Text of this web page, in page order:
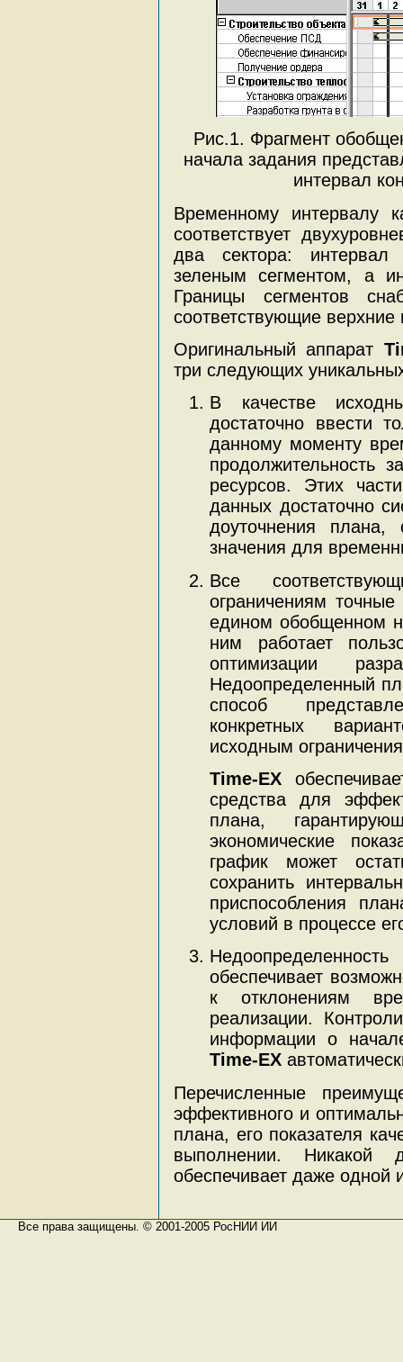
Рис.1. Фрагмент
начала задания
интервал
Временному интервалу
соответствует
два сектора: интервал
зеленым сегментом, а
Границы сегментов
соответствующие
Оригинальный аппарат
три следующих
В качестве
достаточно ввести
данному моменту
продолжительность
ресурсов. Этих
данных достаточно
доуточнения плана,
значения для
Все
ограничениям
едином обобщенном
ним работает
оптимизации
Недоопределенный
способ
конкретных
исходным
Time-EX
средства для
плана,
экономические
график может
сохранить
приспособления
условий в процессе
обеспечивает
к отклонениям
реализации.
информации о
Time-EX
Перечисленные
эффективного и
плана, его показателя
выполнении. Никакой
обеспечивает даже одной
Все права защищены. © 2001-2005 РосНИИ ИИ